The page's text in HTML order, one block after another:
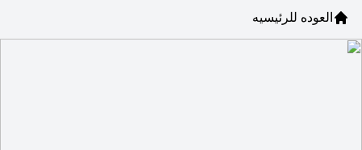
العوده للرئيسيه